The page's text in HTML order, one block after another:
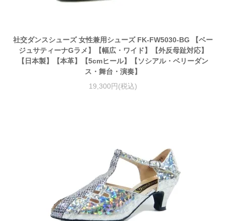
社交ダンスシューズ 女性兼用シューズ FK-FW5030-BG 【ベー
ジュサティーナGラメ】【幅広・ワイド】【外反母趾対応】
【日本製】【本革】【5cmヒール】【ソシアル・ベリーダン
ス・舞台・演奏】
19,300円(税込)